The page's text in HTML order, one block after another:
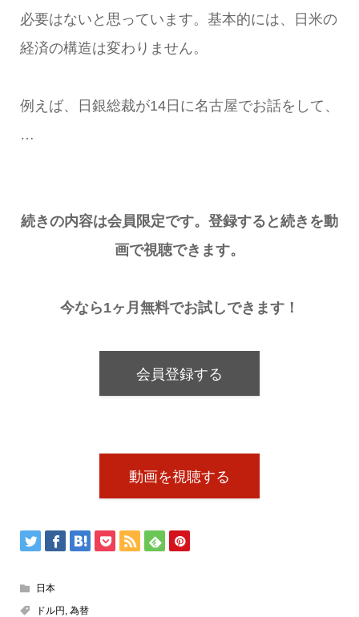
必要はないと思っています。基本的には、日米の
経済の構造は変わりません。
例えば、日銀総裁が14日に名古屋でお話をして、
…
続きの内容は会員限定です。登録すると続きを動
画で視聴できます。
今なら1ヶ月無料でお試しできます！
会員登録する
動画を視聴する
日本
ドル円 為替